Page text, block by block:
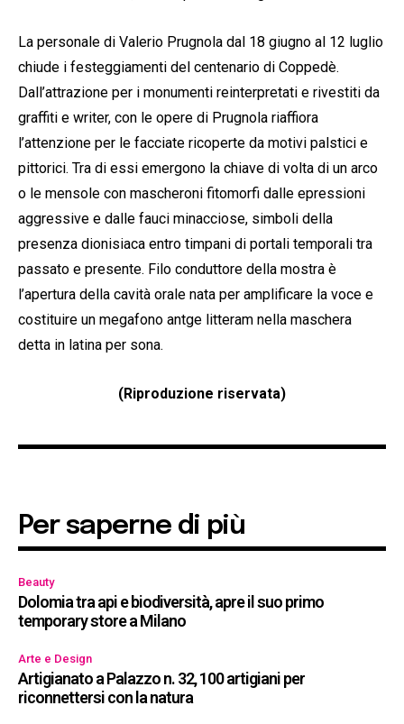
La personale di Valerio Prugnola dal 18 giugno al 12 luglio
chiude i festeggiamenti del centenario di Coppedè.
Dall’attrazione per i monumenti reinterpretati e rivestiti da
graffiti e writer, con le opere di Prugnola riaffiora
l’attenzione per le facciate ricoperte da motivi palstici e
pittorici. Tra di essi emergono la chiave di volta di un arco
o le mensole con mascheroni fitomorfi dalle epressioni
aggressive e dalle fauci minacciose, simboli della
presenza dionisiaca entro timpani di portali temporali tra
passato e presente. Filo conduttore della mostra è
l’apertura della cavità orale nata per amplificare la voce e
costituire un megafono antge litteram nella maschera
detta in latina per sona.
(Riproduzione riservata)
Per saperne di più
Beauty
Dolomia tra api e biodiversità, apre il suo primo
temporary store a Milano
Arte e Design
Artigianato a Palazzo n. 32, 100 artigiani per
riconnettersi con la natura